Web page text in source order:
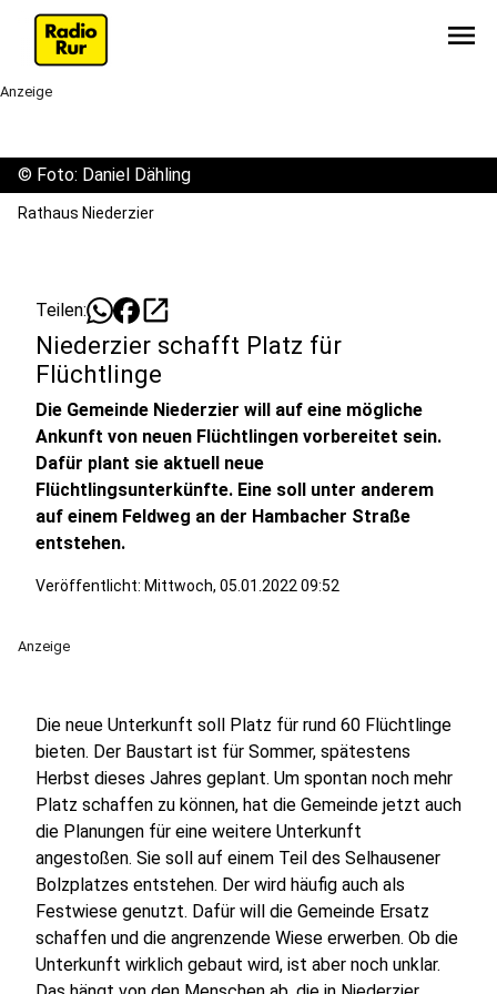
menu
Anzeige
© Foto: Daniel Dähling
Rathaus Niederzier
Teilen: open_in_new
Niederzier schafft Platz für
Flüchtlinge
Die Gemeinde Niederzier will auf eine mögliche
Ankunft von neuen Flüchtlingen vorbereitet sein.
Dafür plant sie aktuell neue
Flüchtlingsunterkünfte. Eine soll unter anderem
auf einem Feldweg an der Hambacher Straße
entstehen.
Veröffentlicht: Mittwoch, 05.01.2022 09:52
Anzeige
Die neue Unterkunft soll Platz für rund 60 Flüchtlinge
bieten. Der Baustart ist für Sommer, spätestens
Herbst dieses Jahres geplant. Um spontan noch mehr
Platz schaffen zu können, hat die Gemeinde jetzt auch
die Planungen für eine weitere Unterkunft
angestoßen. Sie soll auf einem Teil des Selhausener
Bolzplatzes entstehen. Der wird häufig auch als
Festwiese genutzt. Dafür will die Gemeinde Ersatz
schaffen und die angrenzende Wiese erwerben. Ob die
Unterkunft wirklich gebaut wird, ist aber noch unklar.